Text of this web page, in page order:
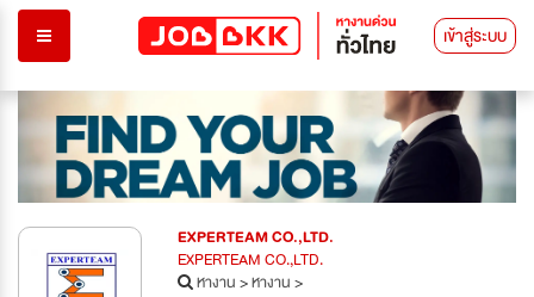
เข้าสู่ระบบ
EXPERTEAM CO.,LTD.
EXPERTEAM CO.,LTD.
หางาน>หางาน>